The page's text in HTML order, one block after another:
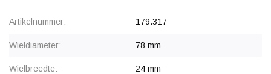
Artikelnummer: 179.317
Wieldiameter: 78 mm
Wielbreedte: 24 mm